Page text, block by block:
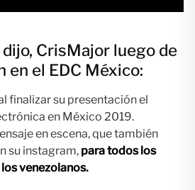
CrisMajor luego de
en el EDC México:
finalizar su presentación el
en México 2019.
en escena, que también
su instagram, para todos los
venezolanos.